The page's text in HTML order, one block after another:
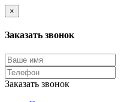
×
Заказать звонок
Заказать звонок